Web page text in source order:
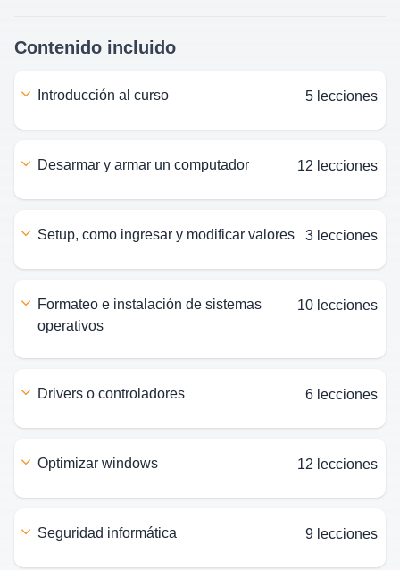
Contenido incluido
introducción al curso 5 lecciones
desarmar y armar un computador 12 lecciones
setup, como ingresar y modificar valores 3 lecciones
formateo e instalación de sistemas
operativos
10 lecciones
drivers o controladores 6 lecciones
optimizar windows 12 lecciones
seguridad informática 9 lecciones